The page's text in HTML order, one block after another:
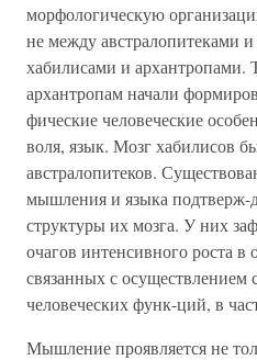
морфологическую
не между австралопитеками
хабилисами и архантропами.
архантропам начали
фические человеческие
воля, язык. Мозг хабилисов
австралопитеков.
мышления и языка подтверж-
структуры их мозга. У них
очагов интенсивного роста в
связанных с осуществлением
человеческих функ-ций, в
Мышление проявляется не